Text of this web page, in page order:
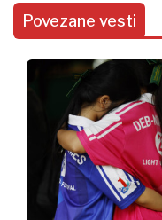
Povezane vesti